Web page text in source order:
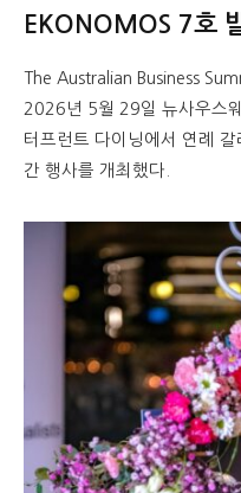
EKONOMOS 7호
The Australian Business
2026년 5월 29일 뉴사우스
터프런트 다이닝에서 연례
간 행사를 개최했다.